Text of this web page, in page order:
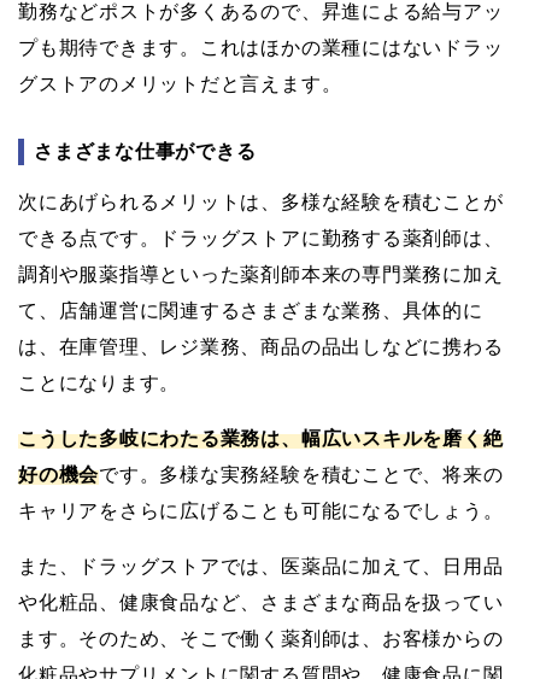
勤務などポストが多くあるので、昇進による給与アッ
プも期待できます。これはほかの業種にはないドラッ
グストアのメリットだと言えます。
さまざまな仕事ができる
次にあげられるメリットは、多様な経験を積むことが
できる点です。ドラッグストアに勤務する薬剤師は、
調剤や服薬指導といった薬剤師本来の専門業務に加え
て、店舗運営に関連するさまざまな業務、具体的に
は、在庫管理、レジ業務、商品の品出しなどに携わる
ことになります。
こうした多岐にわたる業務は、幅広いスキルを磨く絶
好の機会です。多様な実務経験を積むことで、将来の
キャリアをさらに広げることも可能になるでしょう。
また、ドラッグストアでは、医薬品に加えて、日用品
や化粧品、健康食品など、さまざまな商品を扱ってい
ます。そのため、そこで働く薬剤師は、お客様からの